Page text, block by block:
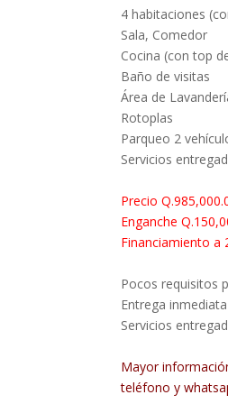
4 habitaciones
Sala, Comedor
Cocina (con top
Baño de visitas
Área de
Rotoplas
Parqueo 2
Servicios
Precio
Enganche
Financiamiento a
Pocos requisitos
Entrega inmediata
Servicios
Mayor
teléfono y